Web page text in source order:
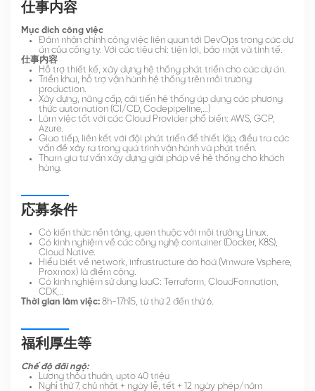
仕事内容
Mục đích công việc
Đảm nhận chính công việc liên quan tới DevOps trong các dự
án của công ty. Với các tiêu chí: tiện lợi, bảo mật và tinh tế.
仕事内容
Hỗ trợ thiết kế, xây dựng hệ thống phát triển cho các dự án.
Triển khai, hỗ trợ vận hành hệ thống trên môi trường
production.
Xây dựng, nâng cấp, cải tiến hệ thống áp dụng các phương
thức automation (CI/CD, Codepipeline,…)
Làm việc tốt với các Cloud Provider phổ biến: AWS, GCP,
Azure.
Giao tiếp, liên kết với đội phát triển để thiết lập, điều tra các
vấn đề xảy ra trong quá trình vận hành và phát triển.
Tham gia tư vấn xây dựng giải pháp về hệ thống cho khách
hàng.
応募条件
Có kiến thức nền tảng, quen thuộc với môi trường Linux.
Có kinh nghiệm về các công nghệ container (Docker, K8S),
Cloud Native.
Hiểu biết về network, infrastructure ảo hoá (Vmware Vsphere,
Proxmox) là điểm cộng.
Có kinh nghiệm sử dụng IaaC: Terraform, CloudFormation,
CDK,..
Thời gian làm việc: 8h-17h15, từ thứ 2 đến thứ 6.
福利厚生等
Chế độ đãi ngộ:
Lương thỏa thuận, upto 40 triệu
Nghỉ thứ 7, chủ nhật + ngày lễ, tết + 12 ngày phép/năm